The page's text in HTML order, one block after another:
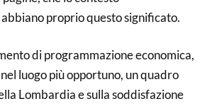
proprio questo significato.
di programmazione economica,
luogo più opportuno, un quadro
Lombardia e sulla soddisfazione